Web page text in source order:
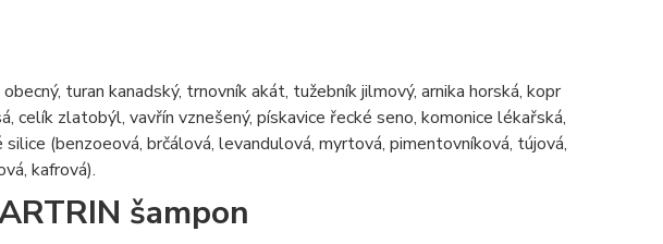
turan kanadský, trnovník akát, tužebník jilmový, arnika horská, kopr
celík zlatobýl, vavřín vznešený, pískavice řecké seno, komonice lékařská,
(benzoeová, brčálová, levandulová, myrtová, pimentovníková, tújová,
kafrová).
šampon